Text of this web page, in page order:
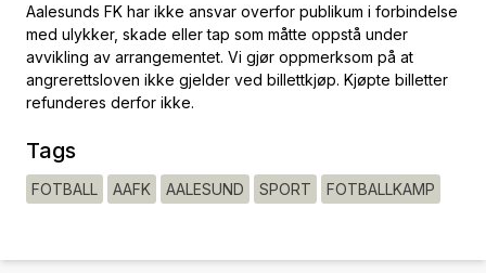
Aalesunds FK har ikke ansvar overfor publikum i forbindelse
med ulykker, skade eller tap som måtte oppstå under
avvikling av arrangementet. Vi gjør oppmerksom på at
angrerettsloven ikke gjelder ved billettkjøp. Kjøpte billetter
refunderes derfor ikke.
Tags
FOTBALL AAFK AALESUND SPORT FOTBALLKAMP